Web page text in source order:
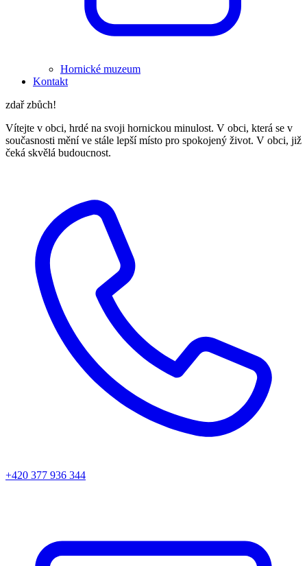
Hornické muzeum
Kontakt
zdař zbůch!
Vítejte v obci, hrdé na svoji hornickou minulost. V obci, která se v
současnosti mění ve stále lepší místo pro spokojený život. V obci, již
čeká skvělá budoucnost.
+420 377 936 344